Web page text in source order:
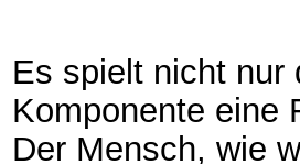
Es spielt nicht nur
Komponente eine
Der Mensch, wie